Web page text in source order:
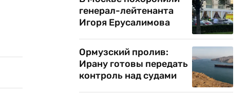
генерал-лейтенанта
Игоря Ерусалимова
Ормузский пролив:
Ирану готовы передать
контроль над судами